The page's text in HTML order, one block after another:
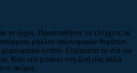
το άγχος. Προσπαθήστε να ελέγχετε τα
απόρροια μάλλον οικονομικών θεμάτων.
λεπτοί. Ευχάριστα τα νέα για
Κάτι νέο μπαίνει στη ζωή σας αλλά
ακόμα.